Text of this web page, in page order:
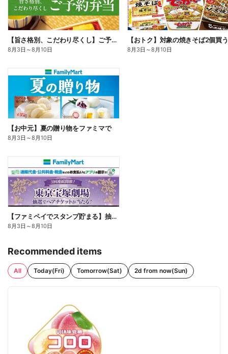
【旨さ格別、こだわり尽くし】ご予約弁当
8月3日 ～8月10日 8月3日 ～8月10日
【お中元】夏の贈り物をファミマで
8月3日 ～8月10日
【ファミペイでスタンプ貯まる】抽選でペアチケットが当たる!
8月3日 ～8月10日
Recommended items
All Today(Fri) Tomorrow(Sat) 2d from now(Sun)